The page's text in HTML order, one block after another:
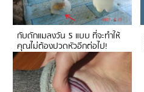
กับดักแมลงวัน 5 แบบ ที่จะทำให้
คุณไม่ต้องปวดหัวอีกต่อไป!